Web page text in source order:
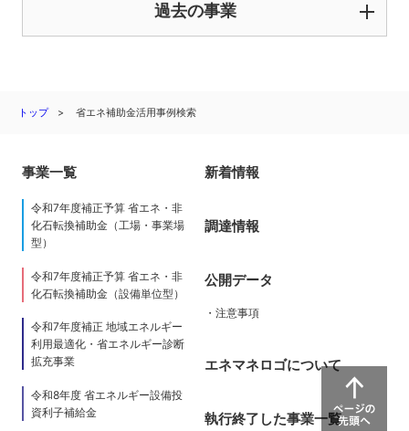
過去の事業
トップ 省エネ補助金活用事例検索
事業一覧
令和7年度補正予算 省エネ・非
化石転換補助金（工場・事業場
型）
令和7年度補正予算 省エネ・非
化石転換補助金（設備単位型）
令和7年度補正 地域エネルギー
利用最適化・省エネルギー診断
拡充事業
令和8年度 省エネルギー設備投
資利子補給金
新着情報
調達情報
公開データ
・注意事項
エネマネロゴについて
執行終了した事業一覧